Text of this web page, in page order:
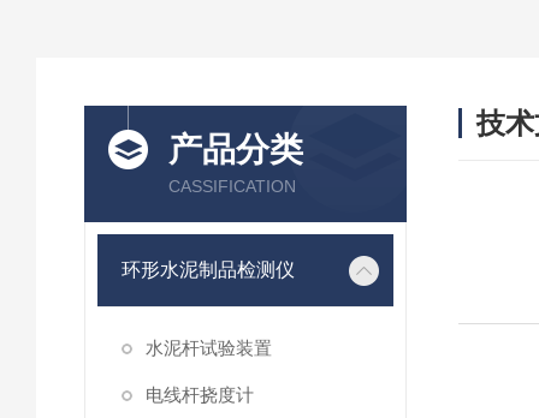
产品分类
CASSIFICATION
环形水泥制品检测仪
水泥杆试验装置
电线杆挠度计
技